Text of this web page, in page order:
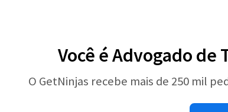
Você é Advogado de
O GetNinjas recebe mais de 250 mil